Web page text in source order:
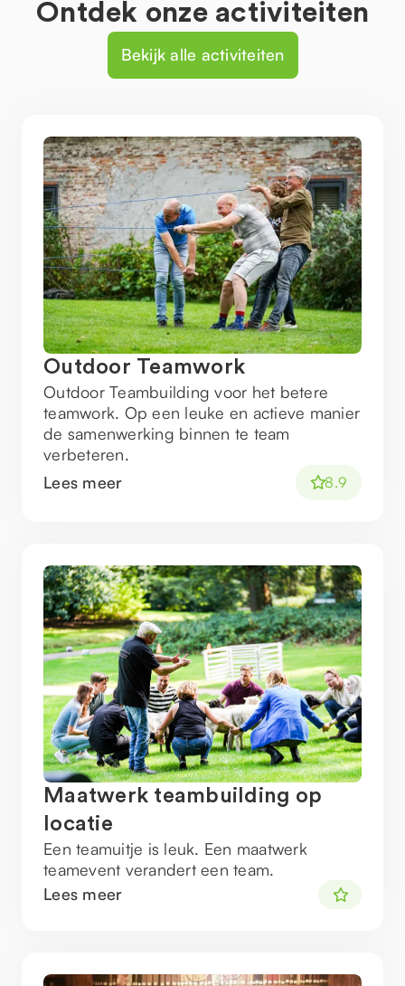
Ontdek onze activiteiten
Bekijk alle activiteiten
Outdoor Teamwork
Outdoor Teambuilding voor het betere
teamwork. Op een leuke en actieve manier
de samenwerking binnen te team
verbeteren.
Lees meer
8.9
Maatwerk teambuilding op
locatie
Een teamuitje is leuk. Een maatwerk
teamevent verandert een team.
Lees meer